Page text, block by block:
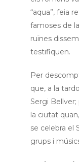
“aqua”, feia
famoses de
ruïnes
testifiquen.
Per
que, a la
Sergi
la ciutat
se celebra el
grups i